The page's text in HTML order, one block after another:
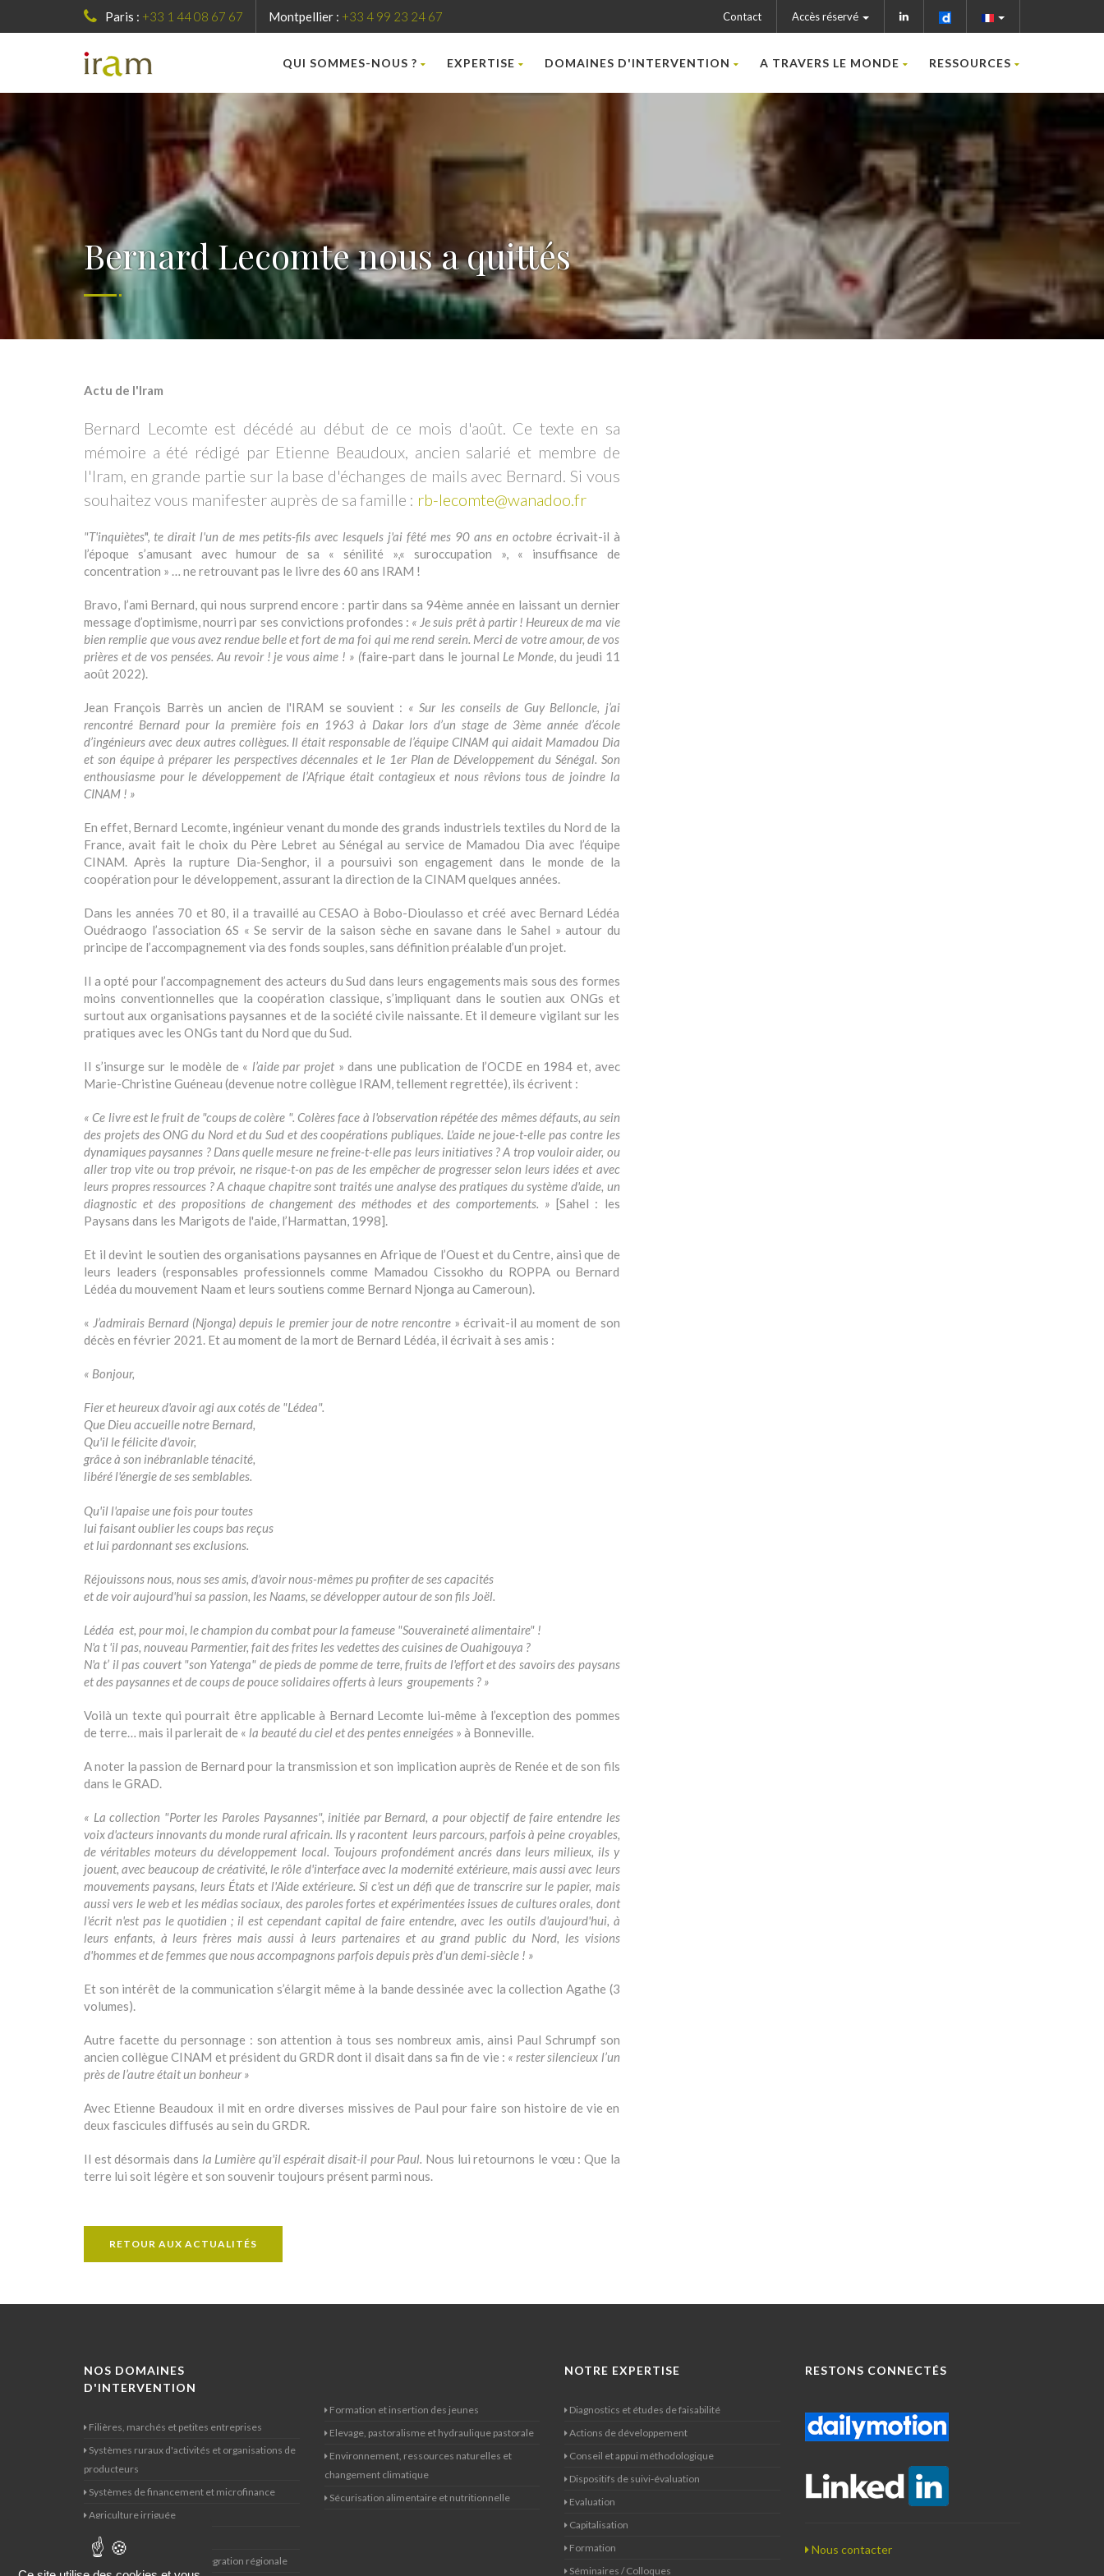
Contact Accès réservé
Paris : +33 1 44 08 67 67 Montpellier : +33 4 99 23 24 67
QUI SOMMES-NOUS ? EXPERTISE DOMAINES D'INTERVENTION A TRAVERS LE MONDE RESSOURCES
Bernard Lecomte nous a quittés
Actu de l'Iram
Bernard Lecomte est décédé au début de ce mois d'août. Ce texte en sa
mémoire a été rédigé par Etienne Beaudoux, ancien salarié et membre de
l'Iram, en grande partie sur la base d'échanges de mails avec Bernard. Si vous
souhaitez vous manifester auprès de sa famille : rb-lecomte@wanadoo.fr
"T'inquiètes", te dirait l'un de mes petits-fils avec lesquels j'ai fêté mes 90 ans en octobreécrivait-il à
l’époque s’amusant avec humour de sa « sénilité »,« suroccupation », « insuffisance de
concentration » … ne retrouvant pas le livre des 60 ans IRAM !
Bravo, l’ami Bernard, qui nous surprend encore : partir dans sa 94ème année en laissant un dernier
message d’optimisme, nourri par ses convictions profondes : « Je suis prêt à partir ! Heureux de ma vie
bien remplie que vous avez rendue belle et fort de ma foi qui me rend serein. Merci de votre amour, de vos
prières et de vos pensées. Au revoir ! je vous aime ! » (faire-part dans le journal Le Monde, du jeudi 11
août 2022).
Jean François Barrès un ancien de l'IRAM se souvient : « Sur les conseils de Guy Belloncle, j’ai
rencontré Bernard pour la première fois en 1963 à Dakar lors d’un stage de 3ème année d’école
d’ingénieurs avec deux autres collègues. Il était responsable de l’équipe CINAM qui aidait Mamadou Dia
et son équipe à préparer les perspectives décennales et le 1er Plan de Développement du Sénégal. Son
enthousiasme pour le développement de l’Afrique était contagieux et nous rêvions tous de joindre la
CINAM ! »
En effet, Bernard Lecomte, ingénieur venant du monde des grands industriels textiles du Nord de la
France, avait fait le choix du Père Lebret au Sénégal au service de Mamadou Dia avec l’équipe
CINAM. Après la rupture Dia-Senghor, il a poursuivi son engagement dans le monde de la
coopération pour le développement, assurant la direction de la CINAM quelques années.
Dans les années 70 et 80, il a travaillé au CESAO à Bobo-Dioulasso et créé avec Bernard Lédéa
Ouédraogo l’association 6S « Se servir de la saison sèche en savane dans le Sahel » autour du
principe de l’accompagnement via des fonds souples, sans définition préalable d’un projet.
Il a opté pour l’accompagnement des acteurs du Sud dans leurs engagements mais sous des formes
moins conventionnelles que la coopération classique, s’impliquant dans le soutien aux ONGs et
surtout aux organisations paysannes et de la société civile naissante. Et il demeure vigilant sur les
pratiques avec les ONGs tant du Nord que du Sud.
Il s’insurge sur le modèle de « l’aide par projet» dans une publication de l’OCDE en 1984 et, avec
Marie-Christine Guéneau (devenue notre collègue IRAM, tellement regrettée), ils écrivent :
« Ce livre est le fruit de "coups de colère ". Colères face à l'observation répétée des mêmes défauts, au sein
des projets des ONG du Nord et du Sud et des coopérations publiques. L'aide ne joue-t-elle pas contre les
dynamiques paysannes ? Dans quelle mesure ne freine-t-elle pas leurs initiatives ? A trop vouloir aider, ou
aller trop vite ou trop prévoir, ne risque-t-on pas de les empêcher de progresser selon leurs idées et avec
leurs propres ressources ? A chaque chapitre sont traités une analyse des pratiques du système d'aide, un
diagnostic et des propositions de changement des méthodes et des comportements. » [Sahel : les
Paysans dans les Marigots de l'aide, l’Harmattan, 1998].
Et il devint le soutien des organisations paysannes en Afrique de l’Ouest et du Centre, ainsi que de
leurs leaders (responsables professionnels comme Mamadou Cissokho du ROPPA ou Bernard
Lédéa du mouvement Naam et leurs soutiens comme Bernard Njonga au Cameroun).
« J’admirais Bernard (Njonga) depuis le premier jour de notre rencontre» écrivait-il au moment de son
décès en février 2021. Et au moment de la mort de Bernard Lédéa, il écrivait à ses amis :
« Bonjour,
Fier et heureux d'avoir agi aux cotés de "Lédea".
Que Dieu accueille notre Bernard,
Qu'il le félicite d'avoir,
grâce à son inébranlable ténacité,
libéré l'énergie de ses semblables.
Qu'il l'apaise une fois pour toutes
lui faisant oublier les coups bas reçus
et lui pardonnant ses exclusions.
Réjouissons nous, nous ses amis, d'avoir nous-mêmes pu profiter de ses capacités
et de voir aujourd'hui sa passion, les Naams, se développer autour de son fils Joël.
Lédéa est, pour moi, le champion du combat pour la fameuse "Souveraineté alimentaire" !
N'a t 'il pas, nouveau Parmentier, fait des frites les vedettes des cuisines de Ouahigouya ?
N'a t’ il pas couvert "son Yatenga" de pieds de pomme de terre, fruits de l'effort et des savoirs des paysans
et des paysannes et de coups de pouce solidaires offerts à leurs groupements ? »
Voilà un texte qui pourrait être applicable à Bernard Lecomte lui-même à l’exception des pommes
de terre… mais il parlerait de « la beauté du ciel et des pentes enneigées » à Bonneville.
A noter la passion de Bernard pour la transmission et son implication auprès de Renée et de son fils
dans le GRAD.
« La collection "Porter les Paroles Paysannes", initiée par Bernard, a pour objectif de faire entendre les
voix d'acteurs innovants du monde rural africain. Ils y racontent leurs parcours, parfois à peine croyables,
de véritables moteurs du développement local. Toujours profondément ancrés dans leurs milieux, ils y
jouent, avec beaucoup de créativité, le rôle d'interface avec la modernité extérieure, mais aussi avec leurs
mouvements paysans, leurs États et l'Aide extérieure. Si c'est un défi que de transcrire sur le papier, mais
aussi vers le web et les médias sociaux, des paroles fortes et expérimentées issues de cultures orales, dont
l'écrit n'est pas le quotidien ; il est cependant capital de faire entendre, avec les outils d'aujourd'hui, à
leurs enfants, à leurs frères mais aussi à leurs partenaires et au grand public du Nord, les visions
d'hommes et de femmes que nous accompagnons parfois depuis près d'un demi-siècle ! »
Et son intérêt de la communication s’élargit même à la bande dessinée avec la collection Agathe (3
volumes).
Autre facette du personnage : son attention à tous ses nombreux amis, ainsi Paul Schrumpf son
ancien collègue CINAM et président du GRDR dont il disait dans sa fin de vie : « rester silencieux l’un
près de l’autre était un bonheur »
Avec Etienne Beaudoux il mit en ordre diverses missives de Paul pour faire son histoire de vie en
deux fascicules diffusés au sein du GRDR.
Il est désormais dans la Lumière qu'il espérait disait-il pour Paul. Nous lui retournons le vœu : Que la
terre lui soit légère et son souvenir toujours présent parmi nous.
RETOUR AUX ACTUALITÉS
NOS DOMAINES
D'INTERVENTION
Filières, marchés et petites entreprises
Systèmes ruraux d'activités et organisations de
producteurs
Systèmes de financement et microfinance
Agriculture irriguée
Genre
Politiques agricoles et d'intégration régionale
Formation et insertion des jeunes
Elevage, pastoralisme et hydraulique pastorale
Environnement, ressources naturelles et
changement climatique
Sécurisation alimentaire et nutritionnelle
NOTRE EXPERTISE
Diagnostics et études de faisabilité
Actions de développement
Conseil et appui méthodologique
Dispositifs de suivi-évaluation
Evaluation
Capitalisation
Formation
Séminaires / Colloques
RESTONS CONNECTÉS
Nous contacter